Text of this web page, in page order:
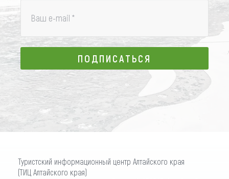
Ваш e-mail *
ПОДПИСАТЬСЯ
ПОДПИСАТЬСЯ
Туристский информационный центр Алтайского края
(ТИЦ Алтайского края)